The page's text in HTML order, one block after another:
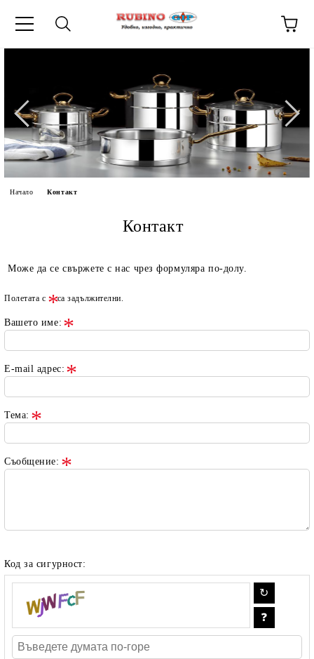
Начало Контакт
Контакт
Може да се свържете с нас чрез формуляра по-долу.
Полетата с са задължителни.
Вашето име:
E-mail адрес:
Тема:
Съобщение:
Код за сигурност: